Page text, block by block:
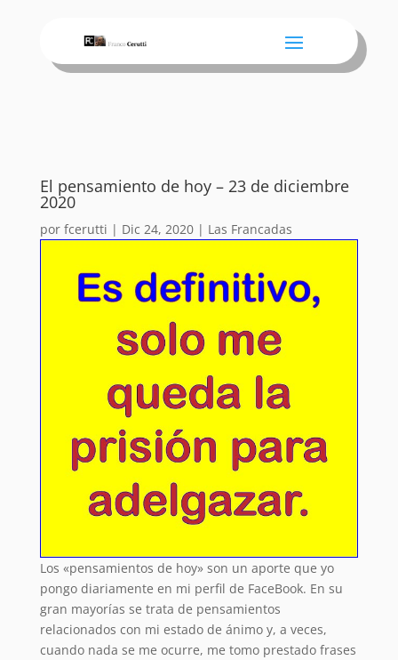
El pensamiento de hoy – 23 de diciembre
2020
por fcerutti | Dic 24, 2020| Las Francadas
Los «pensamientos de hoy» son un aporte que yo
pongo diariamente en mi perfil de FaceBook. En su
gran mayorías se trata de pensamientos
relacionados con mi estado de ánimo y, a veces,
cuando nada se me ocurre, me tomo prestado frases